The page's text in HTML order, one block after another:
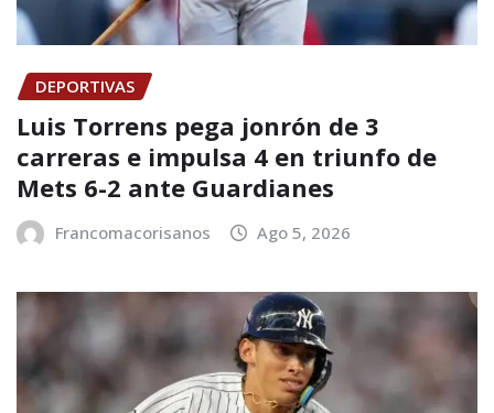
DEPORTIVAS
Luis Torrens pega jonrón de 3
carreras e impulsa 4 en triunfo de
Mets 6-2 ante Guardianes
Francomacorisanos Ago 5, 2026